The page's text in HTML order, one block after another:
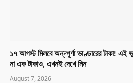
১৭ আগস্ট মিলবে অন্নপূর্ণা ভাণ্ডারের টাকা! এই
না এক টাকাও, এখনই দেখে নিন
August 7, 2026